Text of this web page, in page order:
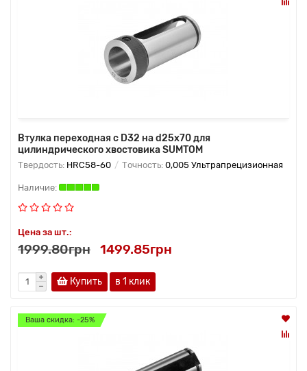
Втулка переходная с D32 на d25х70 для
цилиндрического хвостовика SUMTOM
Твердость: HRC58-60 Точность: 0,005 Ультрапрецизионная
Цена за шт.:
1999.80грн 1499.85грн
Купить в 1 клик
Ваша скидка: -25%